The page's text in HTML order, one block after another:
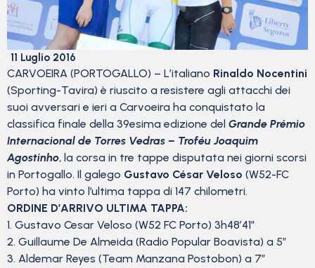
11 Luglio 2016
CARVOEIRA (PORTOGALLO) – L’italiano Rinaldo Nocentini
(Sporting-Tavira) è riuscito a resistere agli attacchi dei
suoi avversari e ieri a Carvoeira ha conquistato la
classifica finale della 39esima edizione del Grande Prémio
Internacional de Torres Vedras – Troféu Joaquim
Agostinho, la corsa in tre tappe disputata nei giorni scorsi
in Portogallo. Il galego Gustavo César Veloso (W52-FC
Porto) ha vinto l’ultima tappa di 147 chilometri.
ORDINE D’ARRIVO ULTIMA TAPPA:
1. Gustavo Cesar Veloso (W52 FC Porto) 3h48’41”
2. Guillaume De Almeida (Radio Popular Boavista) a 5″
3. Aldemar Reyes (Team Manzana Postobon) a 7″